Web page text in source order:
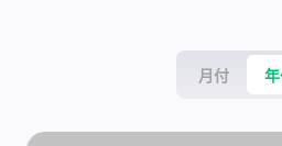
月付